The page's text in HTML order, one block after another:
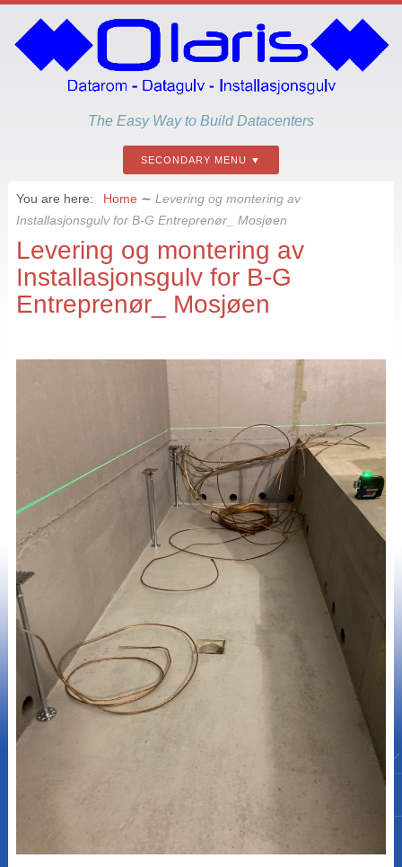
The Easy Way to Build Datacenters
SECONDARY MENU
You are here: Home ∼ Levering og montering av
Installasjonsgulv for B-G Entreprenør_ Mosjøen
Levering og montering av
Installasjonsgulv for B-G
Entreprenør_ Mosjøen